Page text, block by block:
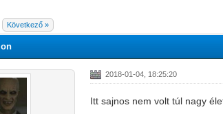
Következő »
2018-01-04, 18:25:20
Itt sajnos nem volt túl nagy